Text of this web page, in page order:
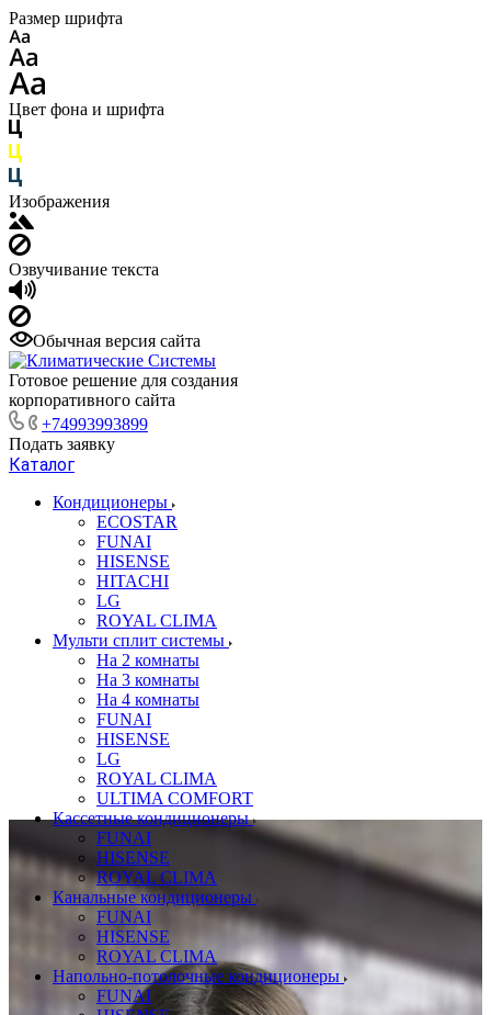
Размер шрифта
Цвет фона и шрифта
Изображения
Озвучивание текста
Обычная версия сайта
Готовое решение для создания
корпоративного сайта
+74993993899
Подать заявку
Каталог
Кондиционеры
ECOSTAR
FUNAI
HISENSE
HITACHI
LG
ROYAL CLIMA
Мульти сплит системы
На 2 комнаты
На 3 комнаты
На 4 комнаты
FUNAI
HISENSE
LG
ROYAL CLIMA
ULTIMA COMFORT
Кассетные кондиционеры
FUNAI
HISENSE
ROYAL CLIMA
Канальные кондиционеры
FUNAI
HISENSE
ROYAL CLIMA
Напольно-потолочные кондиционеры
FUNAI